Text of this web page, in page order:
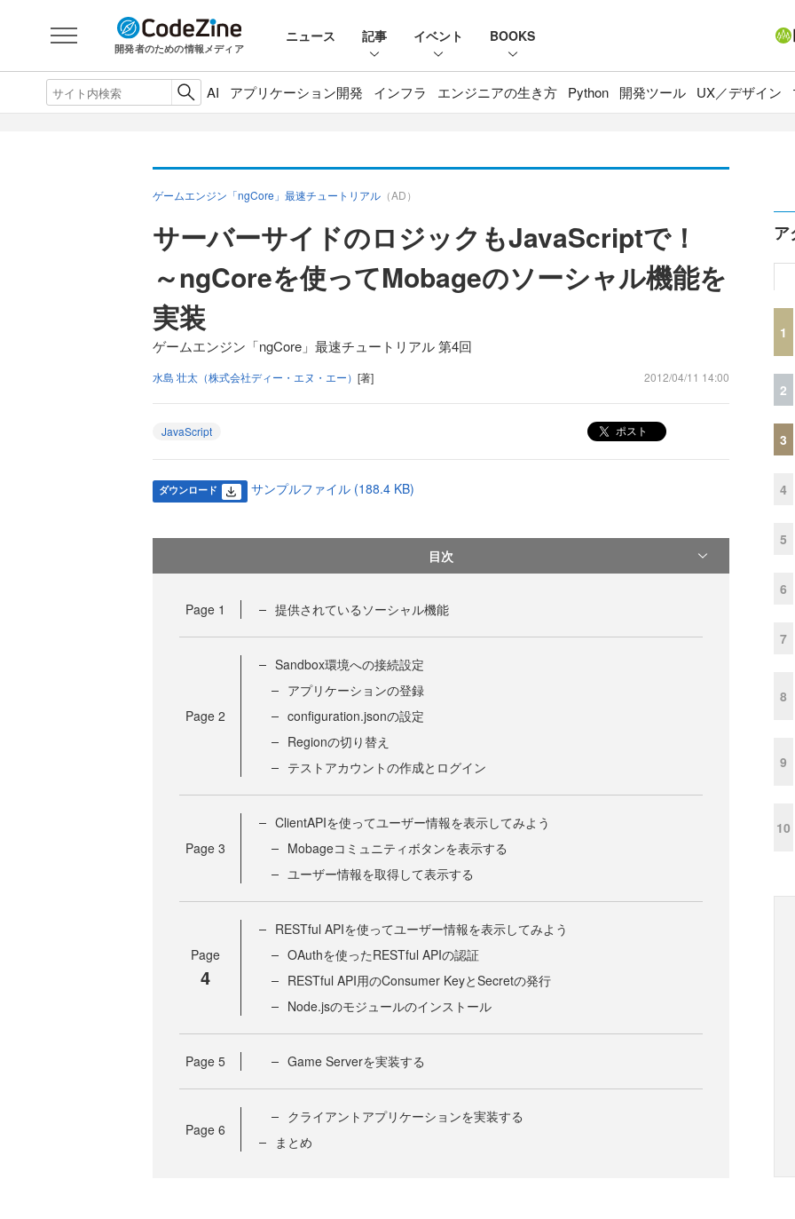
開発者のための情報メディア
ニュース 記事 イベント BOOKS
AI アプリケーション開発 インフラ エンジニアの生き方 Python 開発ツール UX／デザイン
ゲームエンジン「ngCore」最速チュートリアル （AD）
サーバーサイドのロジックもJavaScriptで！
～ngCoreを使ってMobageのソーシャル機能を
実装
ゲームエンジン「ngCore」最速チュートリアル 第4回
水島 壮太（株式会社ディー・エヌ・エー） [著] 2012/04/11 14:00
JavaScript ポスト
ダウンロード サンプルファイル (188.4 KB)
目次
Page 1 提供されているソーシャル機能
Page 2
Sandbox環境への接続設定
アプリケーションの登録
configuration.jsonの設定
Regionの切り替え
テストアカウントの作成とログイン
Page 3
ClientAPIを使ってユーザー情報を表示してみよう
Mobageコミュニティボタンを表示する
ユーザー情報を取得して表示する
Page
4
RESTful APIを使ってユーザー情報を表示してみよう
OAuthを使ったRESTful APIの認証
RESTful API用のConsumer KeyとSecretの発行
Node.jsのモジュールのインストール
Page 5 Game Serverを実装する
Page 6
クライアントアプリケーションを実装する
まとめ
ア
1
2
3
4
5
6
7
8
9
10